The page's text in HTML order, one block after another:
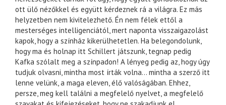
ott ülő nézőkkel és együtt kérdeznek rá a világra. Ez más
helyzetben nem kivitelezhető. Én nem félek ettől a
mesterséges intelligenciától, mert naponta visszaigazolást
kapok, hogy a színház kikerülhetetlen. Ha belegondolunk,
hogy ma és holnap itt Schillert játszunk, tegnap pedig
Kafka szólalt meg a színpadon! A lényeg pedig az, hogy úgy
tudjuk olvasni, mintha most írták volna… mintha a szerző itt
lenne velünk, a maga eleven, élő valóságában. Ehhez,
persze, meg kell találni a megfelelő nyelvet, a megfelelő